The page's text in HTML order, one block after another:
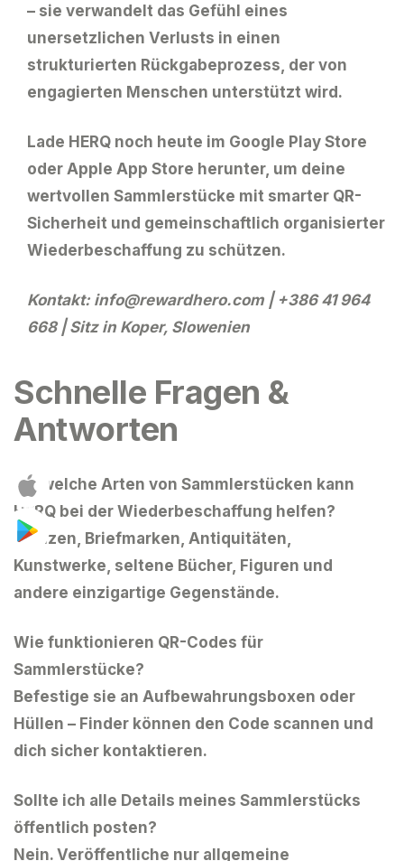
– sie verwandelt das Gefühl eines
unersetzlichen Verlusts in einen
strukturierten Rückgabeprozess, der von
engagierten Menschen unterstützt wird.
Lade HERQ noch heute im Google Play Store
oder Apple App Store herunter, um deine
wertvollen Sammlerstücke mit smarter QR-
Sicherheit und gemeinschaftlich organisierter
Wiederbeschaffung zu schützen.
Kontakt: info@rewardhero.com | +386 41 964
668 | Sitz in Koper, Slowenien
Schnelle Fragen &
Antworten
Für welche Arten von Sammlerstücken kann
HERQ bei der Wiederbeschaffung helfen?
Münzen, Briefmarken, Antiquitäten,
Kunstwerke, seltene Bücher, Figuren und
andere einzigartige Gegenstände.
Wie funktionieren QR-Codes für
Sammlerstücke?
Befestige sie an Aufbewahrungsboxen oder
Hüllen – Finder können den Code scannen und
dich sicher kontaktieren.
Sollte ich alle Details meines Sammlerstücks
öffentlich posten?
Nein. Veröffentliche nur allgemeine